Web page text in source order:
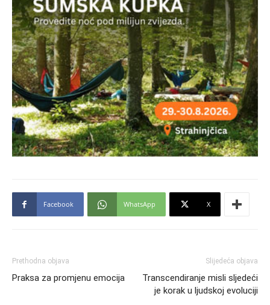
Facebook WhatsApp X
Prethodna objava
Praksa za promjenu emocija
Slijedeća objava
Transcendiranje misli sljedeći
je korak u ljudskoj evoluciji